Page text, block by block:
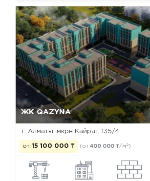
ЖК QAZYNA
г. Алматы, мкрн Кайрат, 135/4
от 15 100 000 ₸ (от 400 000 ₸/м 2)
Да, удалить Отмена